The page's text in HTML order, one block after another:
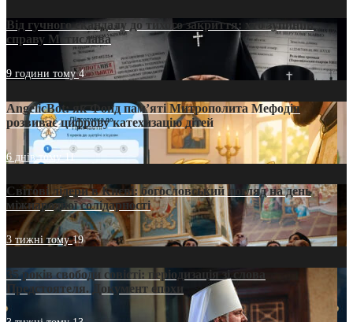
Від гучного скандалу до тихого закриття: хто зупинив
справу Мстислава
9 години тому4
AngelicBot: як Фонд пам’яті Митрополита Мефодія
розвиває цифрову катехизацію дітей
6 днів тому11
Світові лідери в Києві: богословський погляд на день
міжнародної солідарності
3 тижні тому19
35 років свободи совісті: періодизація зі слова
Предстоятеля. Документ епохи